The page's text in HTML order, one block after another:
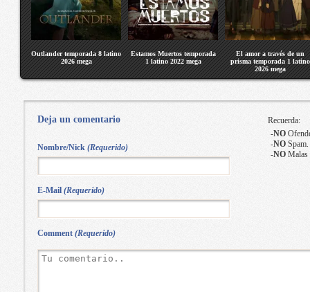
Outlander temporada 8 latino
2026 mega
Estamos Muertos temporada
1 latino 2022 mega
El amor a través de un
prisma temporada 1 latino
2026 mega
Deja un comentario
Comment (Requerido)
Recuerda:
-NO
-NOSpam.
-NOMalas
Nombre/Nick (Requerido)
E-Mail (Requerido)